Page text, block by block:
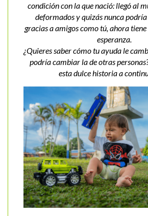
condición con la que nació: llegó al
deformados y quizás nunca
gracias a amigos como tú, ahora
esperanza.
¿Quieres saber cómo tu ayuda le
podría cambiar la de otras
esta dulce historia a